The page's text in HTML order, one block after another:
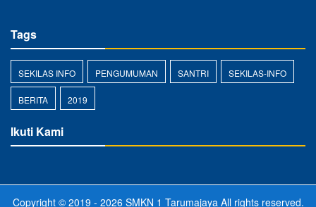
Tags
SEKILAS INFO PENGUMUMAN SANTRI SEKILAS-INFO
BERITA 2019
Ikuti Kami
Copyright © 2019 - 2026 SMKN 1 TarumajayaAll rights reserved.